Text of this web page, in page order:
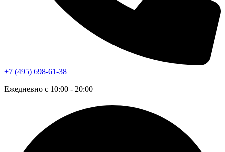
+7 (495) 698-61-38
Ежедневно с 10:00 - 20:00